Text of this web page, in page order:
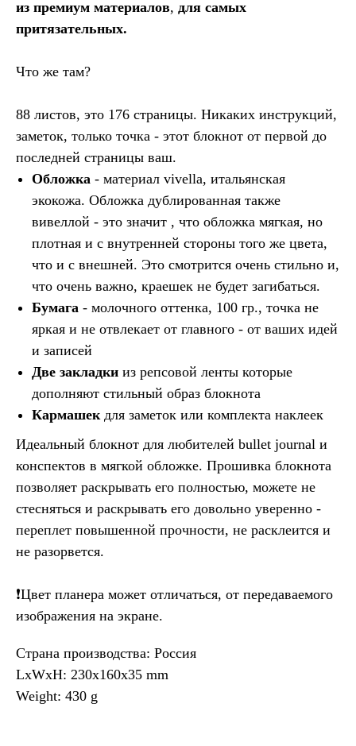
из премиум материалов, для самых
притязательных.
Что же там?
88 листов, это 176 страницы. Никаких инструкций,
заметок, только точка - этот блокнот от первой до
последней страницы ваш.
Обложка - материал vivella, итальянская
экокожа. Обложка дублированная также
вивеллой - это значит , что обложка мягкая, но
плотная и с внутренней стороны того же цвета,
что и с внешней. Это смотрится очень стильно и,
что очень важно, краешек не будет загибаться.
Бумага - молочного оттенка, 100 гр., точка не
яркая и не отвлекает от главного - от ваших идей
и записей
Две закладки из репсовой ленты которые
дополняют стильный образ блокнота
Кармашек для заметок или комплекта наклеек
Идеальный блокнот для любителей bullet journal и
конспектов в мягкой обложке. Прошивка блокнота
позволяет раскрывать его полностью, можете не
стесняться и раскрывать его довольно уверенно -
переплет повышенной прочности, не расклеится и
не разорвется.
❗️Цвет планера может отличаться, от передаваемого
изображения на экране.
Страна производства: Россия
LxWxH: 230x160x35 mm
Weight: 430 g